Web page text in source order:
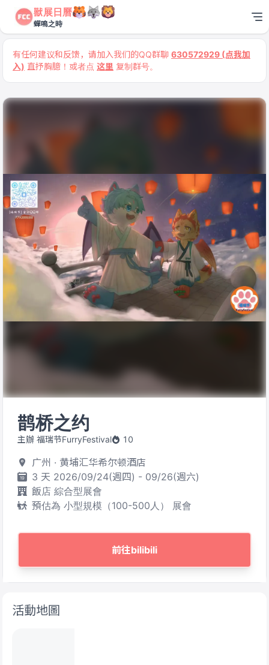
獸展日曆
蟬鳴之時
有任何建议和反馈，请加入我们的QQ群聊 630572929 (点我加
入) 直抒胸臆！或者点 这里 复制群号。
鹊桥之约
主辦 福瑞节FurryFestival 10
广州 · 黄埔汇华希尔顿酒店
3 天 2026/09/24(週四) - 09/26(週六)
飯店 綜合型展會
預估為 小型規模（100-500人） 展會
前往bilibili
活動地圖